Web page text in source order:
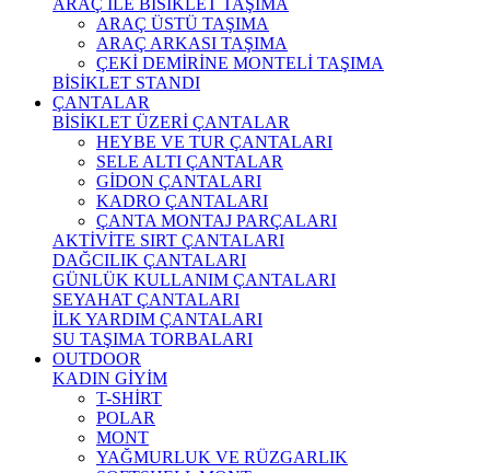
ARAÇ İLE BİSİKLET TAŞIMA
ARAÇ ÜSTÜ TAŞIMA
ARAÇ ARKASI TAŞIMA
ÇEKİ DEMİRİNE MONTELİ TAŞIMA
BİSİKLET STANDI
ÇANTALAR
BİSİKLET ÜZERİ ÇANTALAR
HEYBE VE TUR ÇANTALARI
SELE ALTI ÇANTALAR
GİDON ÇANTALARI
KADRO ÇANTALARI
ÇANTA MONTAJ PARÇALARI
AKTİVİTE SIRT ÇANTALARI
DAĞCILIK ÇANTALARI
GÜNLÜK KULLANIM ÇANTALARI
SEYAHAT ÇANTALARI
İLK YARDIM ÇANTALARI
SU TAŞIMA TORBALARI
OUTDOOR
KADIN GİYİM
T-SHİRT
POLAR
MONT
YAĞMURLUK VE RÜZGARLIK